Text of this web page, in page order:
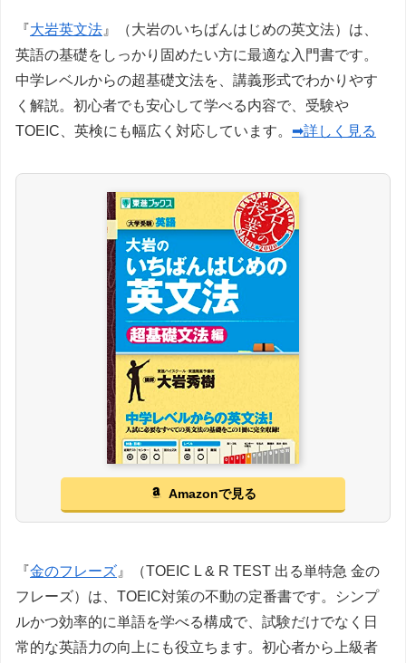
『大岩英文法 』（大岩のいちばんはじめの英文法）は、
英語の基礎をしっかり固めたい方に最適な入門書です。
中学レベルからの超基礎文法を、講義形式でわかりやす
く解説。初心者でも安心して学べる内容で、受験や
TOEIC、英検にも幅広く対応しています。 ➡詳しく見る
Amazonで見る
『金のフレーズ 』（TOEIC L & R TEST 出る単特急 金の
フレーズ）は、TOEIC対策の不動の定番書です。シンプ
ルかつ効率的に単語を学べる構成で、試験だけでなく日
常的な英語力の向上にも役立ちます。初心者から上級者